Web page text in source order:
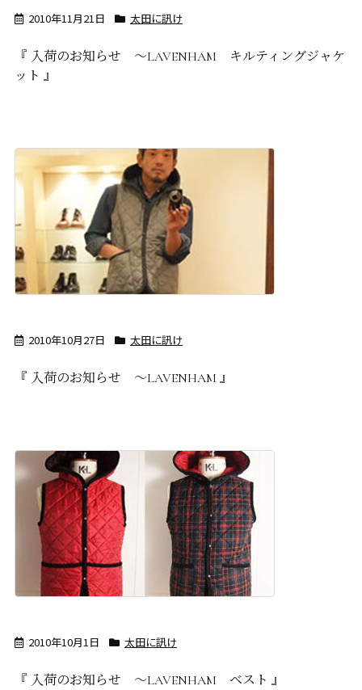
2010年11月21日 太田に訊け
『 入荷のお知らせ ～LAVENHAM キルティングジャケ
ット 』
2010年10月27日 太田に訊け
『 入荷のお知らせ ～LAVENHAM 』
2010年10月1日 太田に訊け
『 入荷のお知らせ ～LAVENHAM ベスト 』